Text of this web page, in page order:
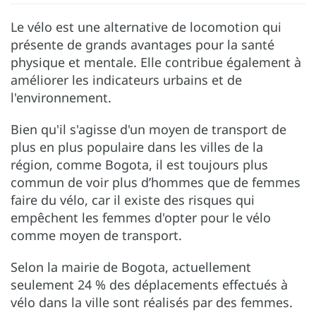
Le vélo est une alternative de locomotion qui
présente de grands avantages pour la santé
physique et mentale. Elle contribue également à
améliorer les indicateurs urbains et de
l'environnement.
Bien qu'il s'agisse d'un moyen de transport de
plus en plus populaire dans les villes de la
région, comme Bogota, il est toujours plus
commun de voir plus d’hommes que de femmes
faire du vélo, car il existe des risques qui
empêchent les femmes d'opter pour le vélo
comme moyen de transport.
Selon la mairie de Bogota, actuellement
seulement 24 % des déplacements effectués à
vélo dans la ville sont réalisés par des femmes.